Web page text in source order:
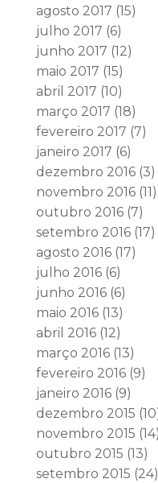
agosto 2017 (15)
julho 2017 (6)
junho 2017 (12)
maio 2017 (15)
abril 2017 (10)
março 2017 (18)
fevereiro 2017 (7)
janeiro 2017 (6)
dezembro 2016(3)
novembro 2016(11)
outubro 2016(7)
setembro 2016(17)
agosto 2016(17)
julho 2016(6)
junho 2016(6)
maio 2016(13)
abril 2016(12)
março 2016(13)
fevereiro 2016(9)
janeiro 2016(9)
dezembro 2015
novembro 2015 (14)
outubro 2015 (13)
setembro 2015 (24)